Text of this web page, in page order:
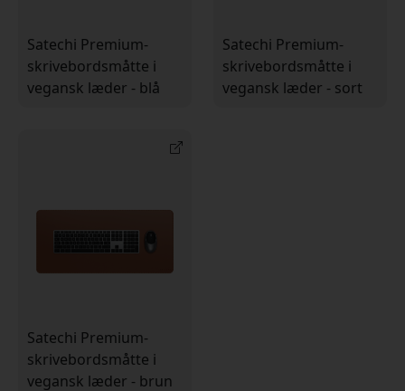
Satechi Premium-
skrivebordsmåtte i
vegansk læder - blå
Satechi Premium-
skrivebordsmåtte i
vegansk læder - sort
Satechi Premium-
skrivebordsmåtte i
vegansk læder - brun